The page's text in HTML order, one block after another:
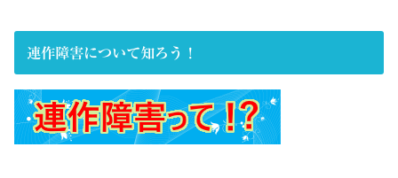
連作障害について知ろう！